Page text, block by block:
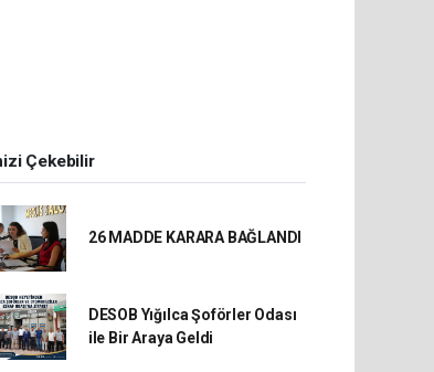
Çekebilir
26 MADDE KARARA BAĞLANDI
DESOB Yığılca Şoförler Odası
ile Bir Araya Geldi